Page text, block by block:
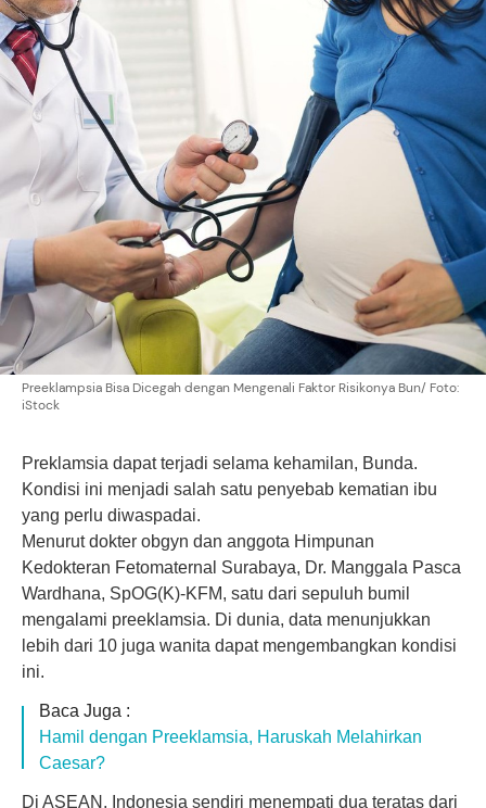
Preeklampsia Bisa Dicegah dengan Mengenali Faktor Risikonya Bun/ Foto:
iStock
Preklamsia dapat terjadi selama kehamilan, Bunda.
Kondisi ini menjadi salah satu penyebab kematian ibu
yang perlu diwaspadai.
Menurut dokter obgyn dan anggota Himpunan
Kedokteran Fetomaternal Surabaya, Dr. Manggala Pasca
Wardhana, SpOG(K)-KFM, satu dari sepuluh bumil
mengalami preeklamsia. Di dunia, data menunjukkan
lebih dari 10 juga wanita dapat mengembangkan kondisi
ini.
Baca Juga :
Hamil dengan Preeklamsia, Haruskah Melahirkan
Caesar?
Di ASEAN, Indonesia sendiri menempati dua teratas dari